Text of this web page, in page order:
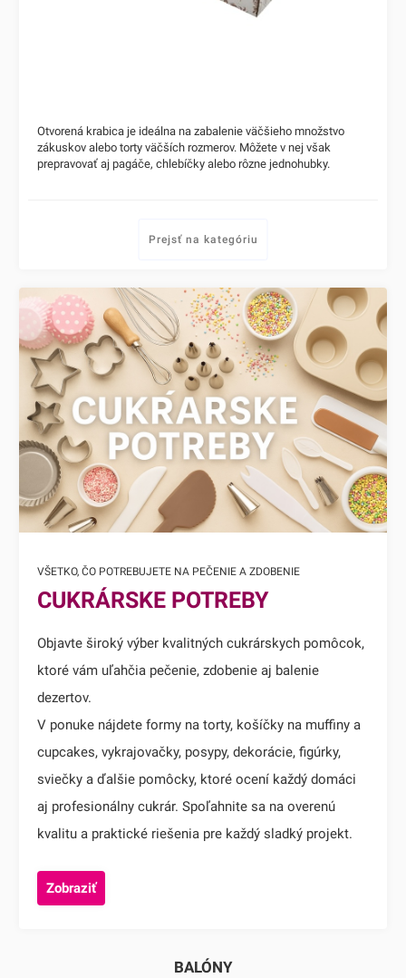
Otvorená krabica je ideálna na zabalenie väčšieho množstvo
zákuskov alebo torty väčších rozmerov. Môžete v nej však
prepravovať aj pagáče, chlebíčky alebo rôzne jednohubky.
Prejsť na kategóriu
VŠETKO, ČO POTREBUJETE NA PEČENIE A ZDOBENIE
CUKRÁRSKE POTREBY
Objavte široký výber kvalitných cukrárskych pomôcok,
ktoré vám uľahčia pečenie, zdobenie aj balenie
dezertov.
V ponuke nájdete formy na torty, košíčky na muffiny a
cupcakes, vykrajovačky, posypy, dekorácie, figúrky,
sviečky a ďalšie pomôcky, ktoré ocení každý domáci
aj profesionálny cukrár. Spoľahnite sa na overenú
kvalitu a praktické riešenia pre každý sladký projekt.
Zobraziť
BALÓNY